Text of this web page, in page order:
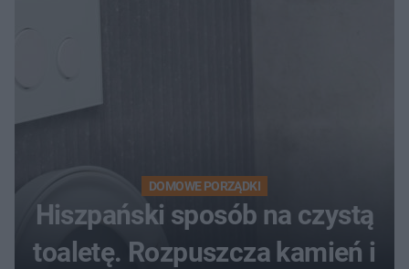
DOMOWE PORZĄDKI
Hiszpański sposób na czystą
toaletę. Rozpuszcza kamień i